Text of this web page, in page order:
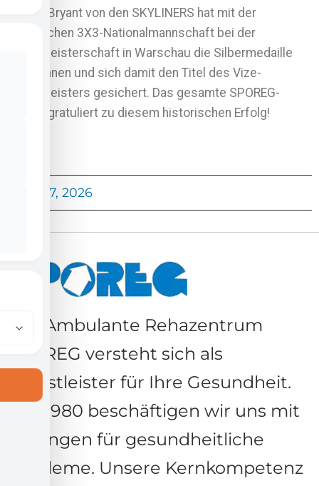
Kevin Bryant von den SKYLINERS hat mit der
deutschen 3X3-Nationalmannschaft bei der
Weltmeisterschaft in Warschau die Silbermedaille
gewonnen und sich damit den Titel des Vize-
Weltmeisters gesichert. Das gesamte SPOREG-
Team gratuliert zu diesem historischen Erfolg!
Juli 7, 2026
Das Ambulante Rehazentrum
SPOREG versteht sich als
Dienstleister für Ihre Gesundheit.
Seit 1980 beschäftigen wir uns mit
Lösungen für gesundheitliche
Probleme. Unsere Kernkompetenz